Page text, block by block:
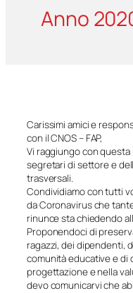
Anno
Carissimi amici e
con il CNOS – FAP,
Vi raggiungo con
segretari di settore e
trasversali.
Condividiamo con tutti
da Coronavirus che
rinunce sta chiedendo
Proponendoci di
ragazzi, dei dipendenti,
comunità educative e di
progettazione e nella
devo comunicarvi che